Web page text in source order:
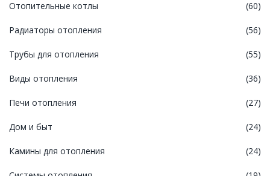
Отопительные котлы (60)
Радиаторы отопления (56)
Трубы для отопления (55)
Виды отопления (36)
Печи отопления (27)
Дом и быт (24)
Камины для отопления (24)